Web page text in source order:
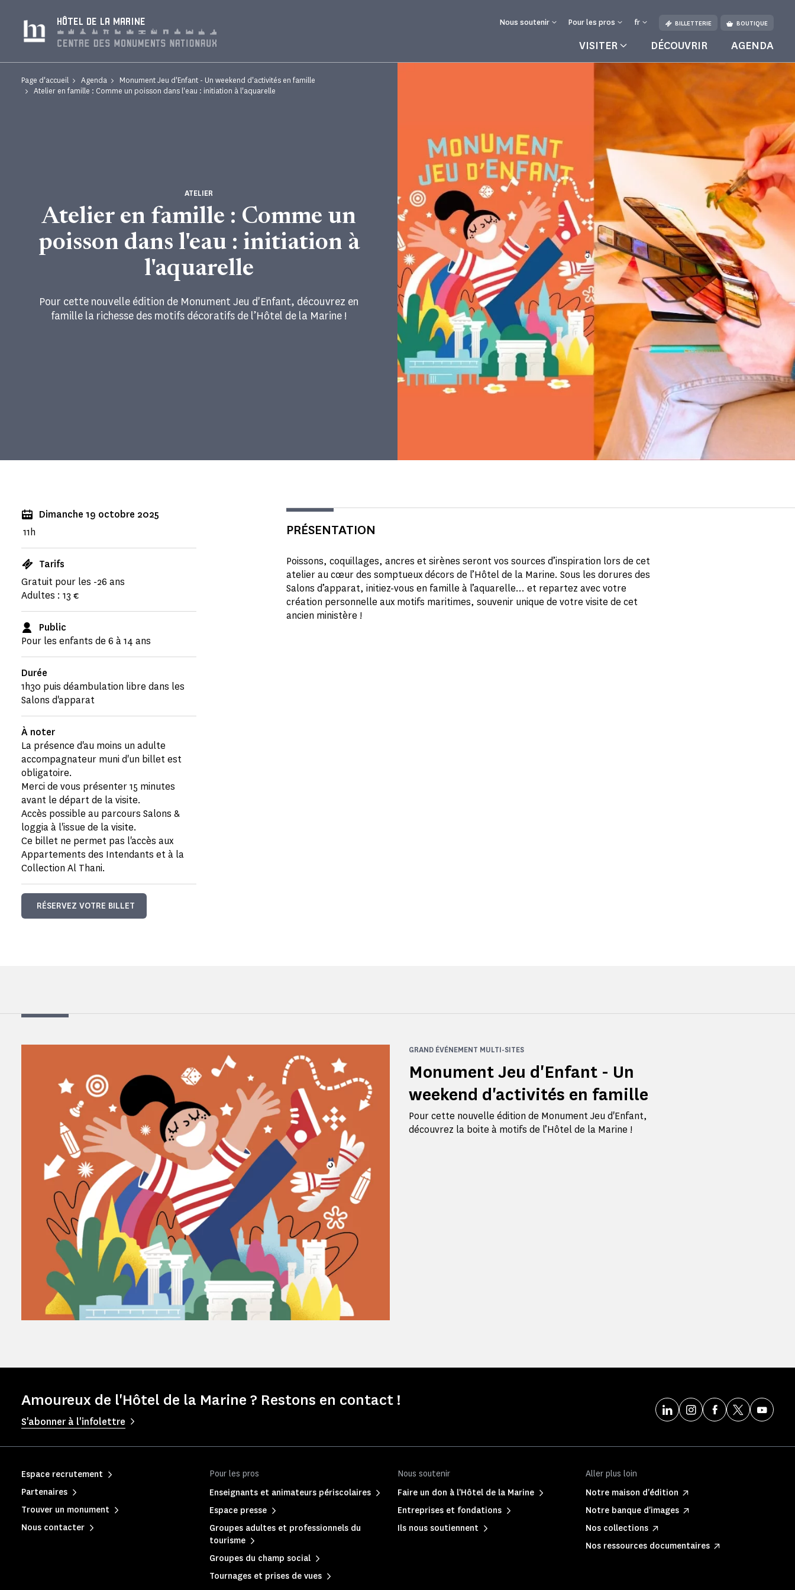
HÔTEL DE LA MARINE Nous soutenir Pour les pros fr BILLETTERIE BOUTIQUE
VISITER DÉCOUVRIR AGENDA
Page d'accueil Agenda
Monument Jeu d'Enfant - Un weekend d'activités en famille
Atelier en famille : Comme un poisson dans l'eau : initiation à l'aquarelle
Atelier en famille : Comme un
poisson dans l'eau : initiation à
l'aquarelle
ATELIER
Pour cette nouvelle édition de Monument Jeu d'Enfant, découvrez en
famille la richesse des motifs décoratifs de l’Hôtel de la Marine !
Dimanche 19 octobre 2025
11h
Tarifs
Gratuit pour les -26 ans
Adultes : 13 €
Public
Pour les enfants de 6 à 14 ans
Durée
1h30 puis déambulation libre dans les
Salons d'apparat
À noter
La présence d'au moins un adulte
accompagnateur muni d'un billet est
obligatoire.
Merci de vous présenter 15 minutes
avant le départ de la visite.
Accès possible au parcours Salons &
loggia à l'issue de la visite.
Ce billet ne permet pas l'accès aux
Appartements des Intendants et à la
Collection Al Thani.
RÉSERVEZ VOTRE BILLET
PRÉSENTATION
Poissons, coquillages, ancres et sirènes seront vos sources d’inspiration lors de cet
atelier au cœur des somptueux décors de l’Hôtel de la Marine. Sous les dorures des
Salons d’apparat, initiez-vous en famille à l’aquarelle… et repartez avec votre
création personnelle aux motifs maritimes, souvenir unique de votre visite de cet
ancien ministère !
Monument Jeu d'Enfant - Un
weekend d'activités en famille
GRAND ÉVÉNEMENT MULTI-SITES
Pour cette nouvelle édition de Monument Jeu d'Enfant,
découvrez la boite à motifs de l’Hôtel de la Marine !
Amoureux de l'Hôtel de la Marine ? Restons en contact !
S'abonner à l'infolettre
Pour les pros
Enseignants et animateurs périscolaires
Espace presse
Groupes adultes et professionnels du
tourisme
Groupes du champ social
Tournages et prises de vues
Nous soutenir
Faire un don à l'Hôtel de la Marine
Entreprises et fondations
Ils nous soutiennent
Aller plus loin
Notre maison d'édition
Notre banque d'images
Nos collections
Nos ressources documentaires
Espace recrutement
Partenaires
Trouver un monument
Nous contacter